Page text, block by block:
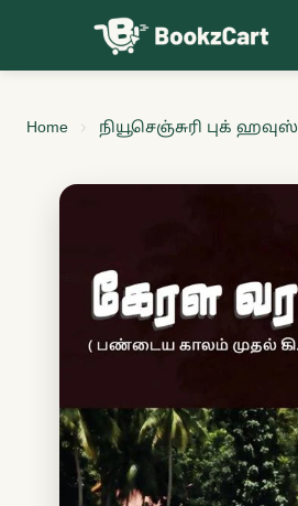
Skip to content
Home நியூசெஞ்சுரி புக் ஹவுஸ்